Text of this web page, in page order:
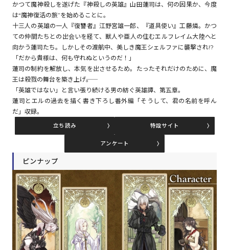
リキューレ
コミックパルフェ
コミックエッセイ
閉じる
かつて魔神殺しを遂げた『神殺しの英雄』山田蓮司は、何の因果か、今度
は“魔神復活の旅”を始めることに。
十三人の英雄の一人『復讐者』江野宮雄一郎、『道具使い』工藤燐。かつ
ての仲間たちとの出会いを経て、獣人や亜人の住むエルフレイム大陸へと
向かう蓮司たち。しかしその渡航中、美しき魔王シェルファに襲撃され!?
「だから貴様は、何も守れぬというのだ！」
蓮司の制約を解放し、本気を出させるため。たったそれだけのために、魔
王は殺戮の舞台を築き上げ――。
「英雄ではない」と言い張り続ける男の紡ぐ英雄譚、第五章。
蓮司とエルの過去を描く書き下ろし番外編「そうして、君の名前を呼ん
だ」収録。
立ち読み 特設サイト
アンケート
ピンナップ